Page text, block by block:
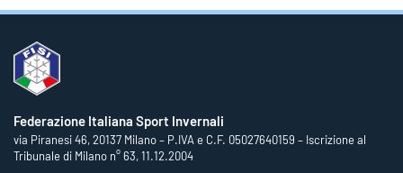
Federazione Italiana Sport Invernali
via Piranesi 46, 20137 Milano – P.IVA e C.F. 05027640159 – Iscrizione al
Tribunale di Milano n° 63, 11.12.2004